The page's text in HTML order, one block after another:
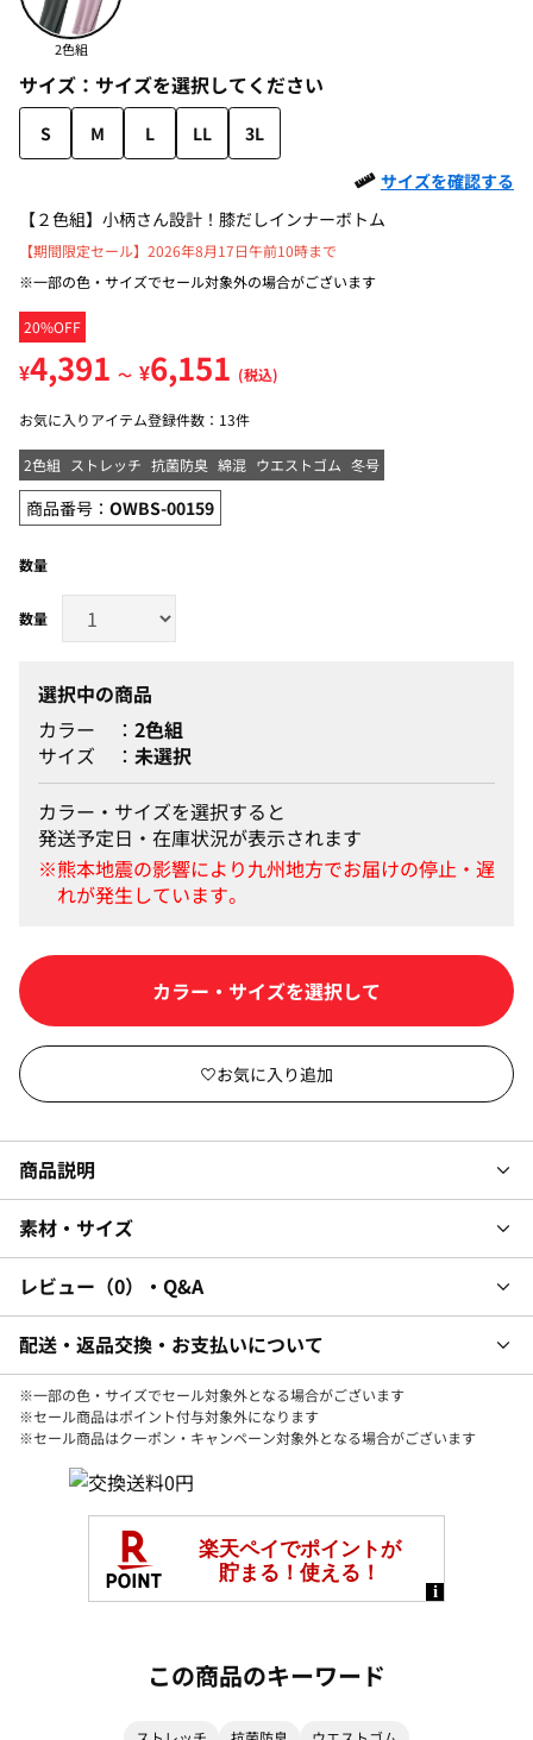
2色組
サイズ： サイズを選択してください
S M L LL
3L
サイズを確認する
【２色組】小柄さん設計！膝だしインナーボトム
20%OFF
【期間限定セール】2026年8月17日午前10時まで
※一部の色・サイズでセール対象外の場合がございます
¥4,391 ～ ¥6,151 (税込)
お気に入りアイテム登録件数： 13件
2色組 ストレッチ 抗菌防臭 綿混 ウエストゴム 冬号
商品番号： OWBS-00159
数量
選択中の商品
カラー
2色組
サイズ
未選択
カラー・サイズを選択すると
発送予定日・在庫状況が表示されます
商品説明
素材・サイズ
レビュー 0 ・Q&A
配送・返品交換・お支払いについて
※一部の色・サイズでセール対象外となる場合がございます
※セール商品はポイント付与対象外になります
※セール商品はクーポン・キャンペーン対象外となる場合がございます
この商品のキーワード